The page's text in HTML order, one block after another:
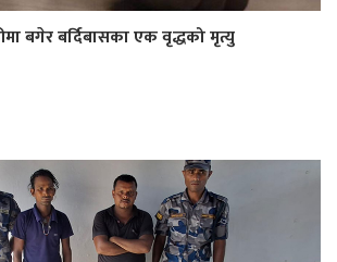
बगेर बर्दिबासका एक वृद्धको मृत्यु